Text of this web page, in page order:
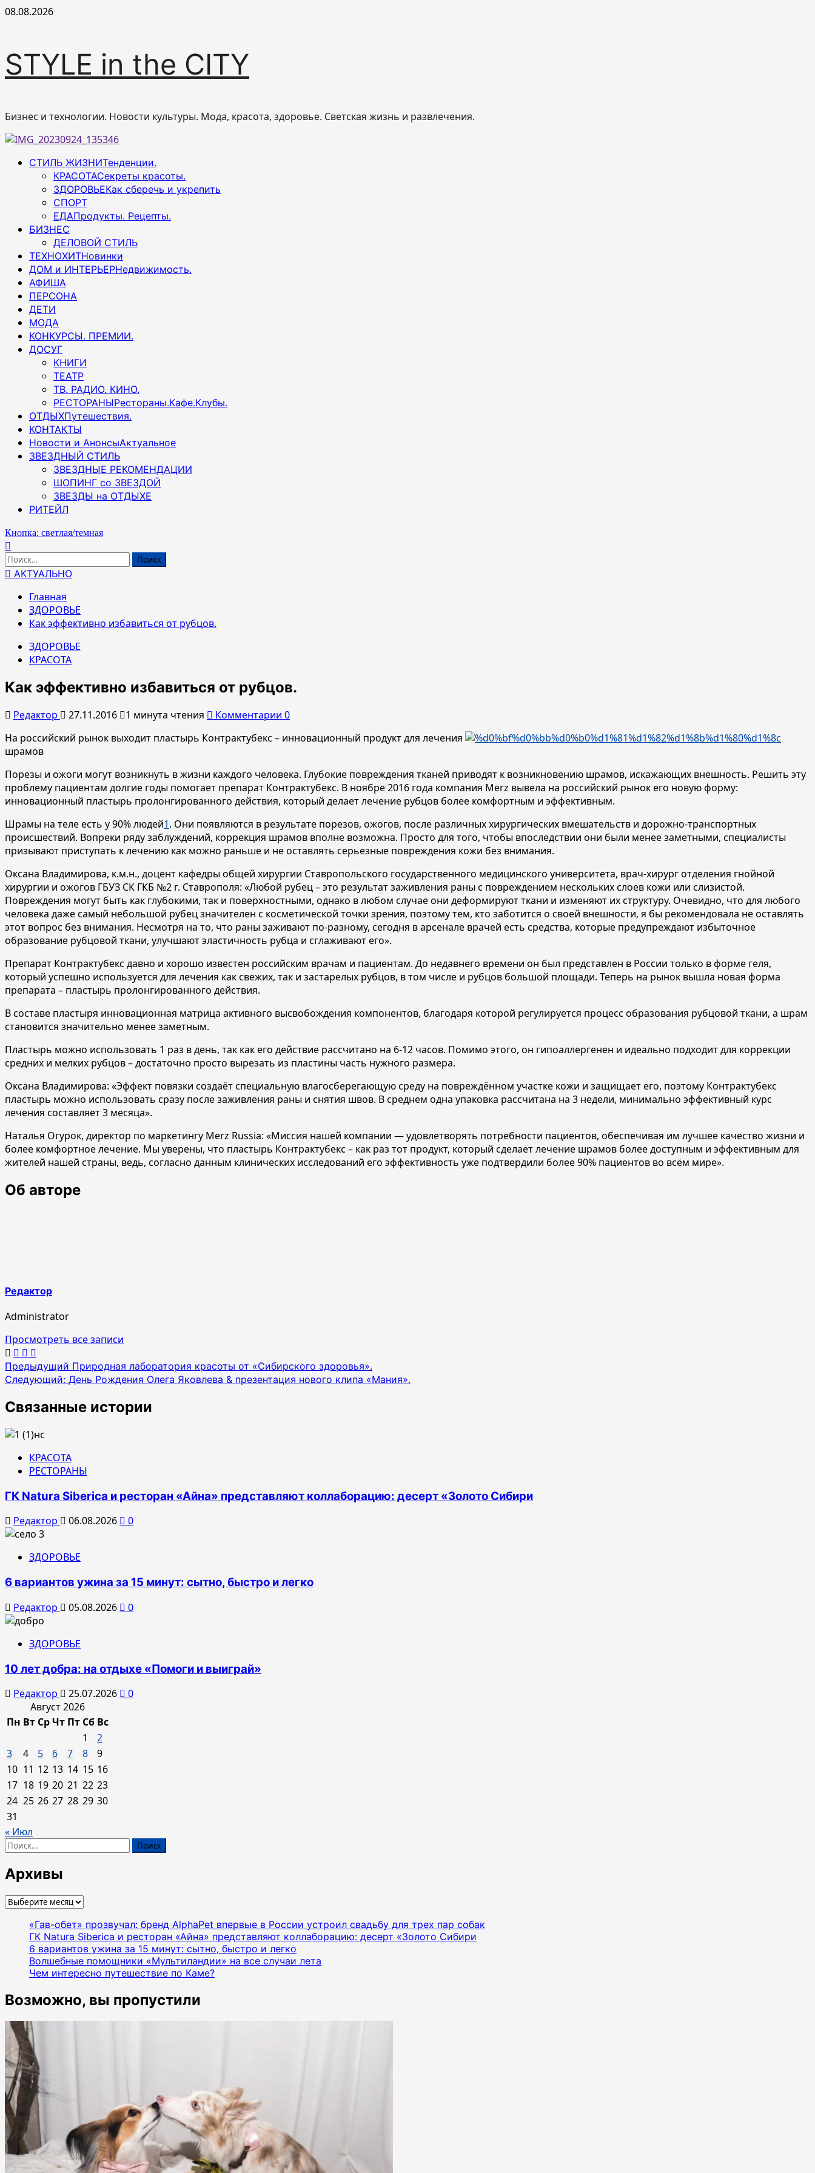
Перейти
08.08.2026
STYLE in the CITY
Бизнес и технологии. Новости культуры. Мода, красота, здоровье. Светская жизнь и развлечения.
Основное
СТИЛЬ ЖИЗНИТенденции.
КРАСОТАСекреты красоты.
ЗДОРОВЬЕКак сберечь и укрепить
СПОРТ
ЕДАПродукты. Рецепты.
БИЗНЕС
ДЕЛОВОЙ СТИЛЬ
ТЕХНОХИТНовинки
ДОМ и ИНТЕРЬЕРНедвижимость.
АФИША
ПЕРСОНА
ДЕТИ
МОДА
КОНКУРСЫ. ПРЕМИИ.
ДОСУГ
КНИГИ
ТЕАТР
ТВ. РАДИО. КИНО.
РЕСТОРАНЫРестораны.Кафе.Клубы.
ОТДЫХПутешествия.
КОНТАКТЫ
Новости и АнонсыАктуальное
ЗВЕЗДНЫЙ СТИЛЬ
ЗВЕЗДНЫЕ РЕКОМЕНДАЦИИ
ШОПИНГ со ЗВЕЗДОЙ
ЗВЕЗДЫ на ОТДЫХЕ
РИТЕЙЛ
Кнопка: светлая/темная
Найти:
АКТУАЛЬНО
Главная
ЗДОРОВЬЕ
Как эффективно избавиться от рубцов.
ЗДОРОВЬЕ
КРАСОТА
Как эффективно избавиться от рубцов.
Редактор 27.11.2016 1 минута чтения
Комментарии 0
На российский рынок выходит пластырь Контрактубекс – инновационный продукт для лечения
шрамов
Порезы и ожоги могут возникнуть в жизни каждого человека. Глубокие повреждения тканей приводят к возникновению шрамов, искажающих внешность. Решить эту
проблему пациентам долгие годы помогает препарат Контрактубекс. В ноябре 2016 года компания Merz вывела на российский рынок его новую форму:
инновационный пластырь пролонгированного действия, который делает лечение рубцов более комфортным и эффективным.
Шрамы на теле есть у 90% людей1. Они появляются в результате порезов, ожогов, после различных хирургических вмешательств и дорожно-транспортных
происшествий. Вопреки ряду заблуждений, коррекция шрамов вполне возможна. Просто для того, чтобы впоследствии они были менее заметными, специалисты
призывают приступать к лечению как можно раньше и не оставлять серьезные повреждения кожи без внимания.
Оксана Владимирова, к.м.н., доцент кафедры общей хирургии Ставропольского государственного медицинского университета, врач-хирург отделения гнойной
хирургии и ожогов ГБУЗ СК ГКБ №2 г. Ставрополя: «Любой рубец – это результат заживления раны с повреждением нескольких слоев кожи или слизистой.
Повреждения могут быть как глубокими, так и поверхностными, однако в любом случае они деформируют ткани и изменяют их структуру. Очевидно, что для любого
человека даже самый небольшой рубец значителен с косметической точки зрения, поэтому тем, кто заботится о своей внешности, я бы рекомендовала не оставлять
этот вопрос без внимания. Несмотря на то, что раны заживают по-разному, сегодня в арсенале врачей есть средства, которые предупреждают избыточное
образование рубцовой ткани, улучшают эластичность рубца и сглаживают его».
Препарат Контрактубекс давно и хорошо известен российским врачам и пациентам. До недавнего времени он был представлен в России только в форме геля,
который успешно используется для лечения как свежих, так и застарелых рубцов, в том числе и рубцов большой площади. Теперь на рынок вышла новая форма
препарата – пластырь пролонгированного действия.
В составе пластыря инновационная матрица активного высвобождения компонентов, благодаря которой регулируется процесс образования рубцовой ткани, а шрам
становится значительно менее заметным.
Пластырь можно использовать 1 раз в день, так как его действие рассчитано на 6-12 часов. Помимо этого, он гипоаллергенен и идеально подходит для коррекции
средних и мелких рубцов – достаточно просто вырезать из пластины часть нужного размера.
Оксана Владимирова: «Эффект повязки создаёт специальную влагосберегающую среду на повреждённом участке кожи и защищает его, поэтому Контрактубекс
пластырь можно использовать сразу после заживления раны и снятия швов. В среднем одна упаковка рассчитана на 3 недели, минимально эффективный курс
лечения составляет 3 месяца».
Наталья Огурок, директор по маркетингу Merz Russia: «Миссия нашей компании — удовлетворять потребности пациентов, обеспечивая им лучшее качество жизни и
более комфортное лечение. Мы уверены, что пластырь Контрактубекс – как раз тот продукт, который сделает лечение шрамов более доступным и эффективным для
жителей нашей страны, ведь, согласно данным клинических исследований его эффективность уже подтвердили более 90% пациентов во всём мире».
Об авторе
Редактор
Administrator
Просмотреть все записи
Навигация
по
записям
Предыдущий Природная лаборатория красоты от «Сибирского здоровья».
Следующий: День Рождения Олега Яковлева & презентация нового клипа «Мания».
Связанные истории
КРАСОТА
РЕСТОРАНЫ
ГК Natura Siberica и ресторан «Айна» представляют коллаборацию: десерт «Золото Сибири
Редактор 06.08.2026 0
ЗДОРОВЬЕ
6 вариантов ужина за 15 минут: сытно, быстро и легко
Редактор 05.08.2026 0
ЗДОРОВЬЕ
10 лет добра: на отдыхе «Помоги и выиграй»
Редактор 25.07.2026
0
Август 2026
Пн Вт СрЧт Пт Сб Вс
1
2
3
4 5 6 7 8
9
10 11 12 13 14 15 16
17 18 19 20 21 22 23
24 25 26 27 28 29 30
31
« Июл
Найти:
Архивы
Архивы
«Гав-обет» прозвучал: бренд AlphaPet впервые в России устроил свадьбу для трех пар собак
ГК Natura Siberica и ресторан «Айна» представляют коллаборацию: десерт «Золото Сибири
6 вариантов ужина за 15 минут: сытно, быстро и легко
Волшебные помощники «Мультиландии» на все случаи лета
Чем интересно путешествие по Каме?
Возможно, вы пропустили